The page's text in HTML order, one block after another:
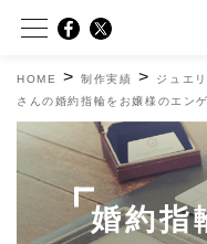
HOME >制作実績 > ジュエ
さんの婚約指輪をお嬢様のエン
婚約指